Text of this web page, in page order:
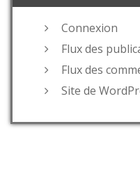
Connexion
Flux des
Flux des
Site de